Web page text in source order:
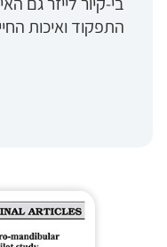
התפקוד ואיכות החיים ב-6